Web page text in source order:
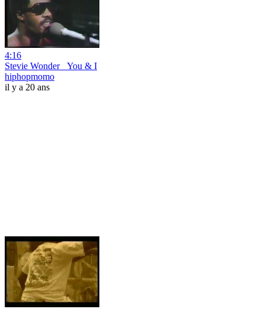
4:16
Stevie Wonder _You & I
hiphopmomo
il y a 20 ans